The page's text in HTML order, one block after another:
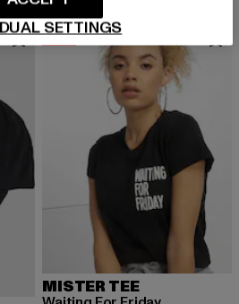
-24%
MISTER TEE
SETTINGS